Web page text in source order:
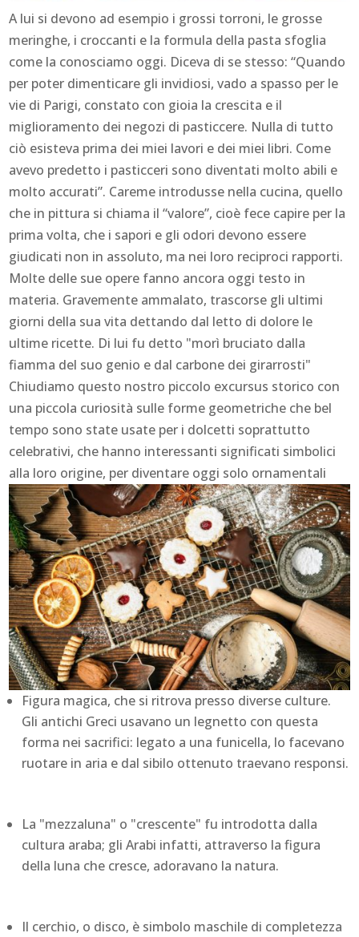
A lui si devono ad esempio i grossi torroni, le grosse
meringhe, i croccanti e la formula della pasta sfoglia
come la conosciamo oggi. Diceva di se stesso: “Quando
per poter dimenticare gli invidiosi, vado a spasso per le
vie di Parigi, constato con gioia la crescita e il
miglioramento dei negozi di pasticcere. Nulla di tutto
ciò esisteva prima dei miei lavori e dei miei libri. Come
avevo predetto i pasticceri sono diventati molto abili e
molto accurati”. Careme introdusse nella cucina, quello
che in pittura si chiama il “valore”, cioè fece capire per la
prima volta, che i sapori e gli odori devono essere
giudicati non in assoluto, ma nei loro reciproci rapporti.
Molte delle sue opere fanno ancora oggi testo in
materia. Gravemente ammalato, trascorse gli ultimi
giorni della sua vita dettando dal letto di dolore le
ultime ricette. Di lui fu detto "morì bruciato dalla
fiamma del suo genio e dal carbone dei girarrosti"
Chiudiamo questo nostro piccolo excursus storico con
una piccola curiosità sulle forme geometriche che bel
tempo sono state usate per i dolcetti soprattutto
celebrativi, che hanno interessanti significati simbolici
alla loro origine, per diventare oggi solo ornamentali
Figura magica, che si ritrova presso diverse culture.
Gli antichi Greci usavano un legnetto con questa
forma nei sacrifici: legato a una funicella, lo facevano
ruotare in aria e dal sibilo ottenuto traevano responsi.
La "mezzaluna" o "crescente" fu introdotta dalla
cultura araba; gli Arabi infatti, attraverso la figura
della luna che cresce, adoravano la natura.
Il cerchio, o disco, è simbolo maschile di completezza